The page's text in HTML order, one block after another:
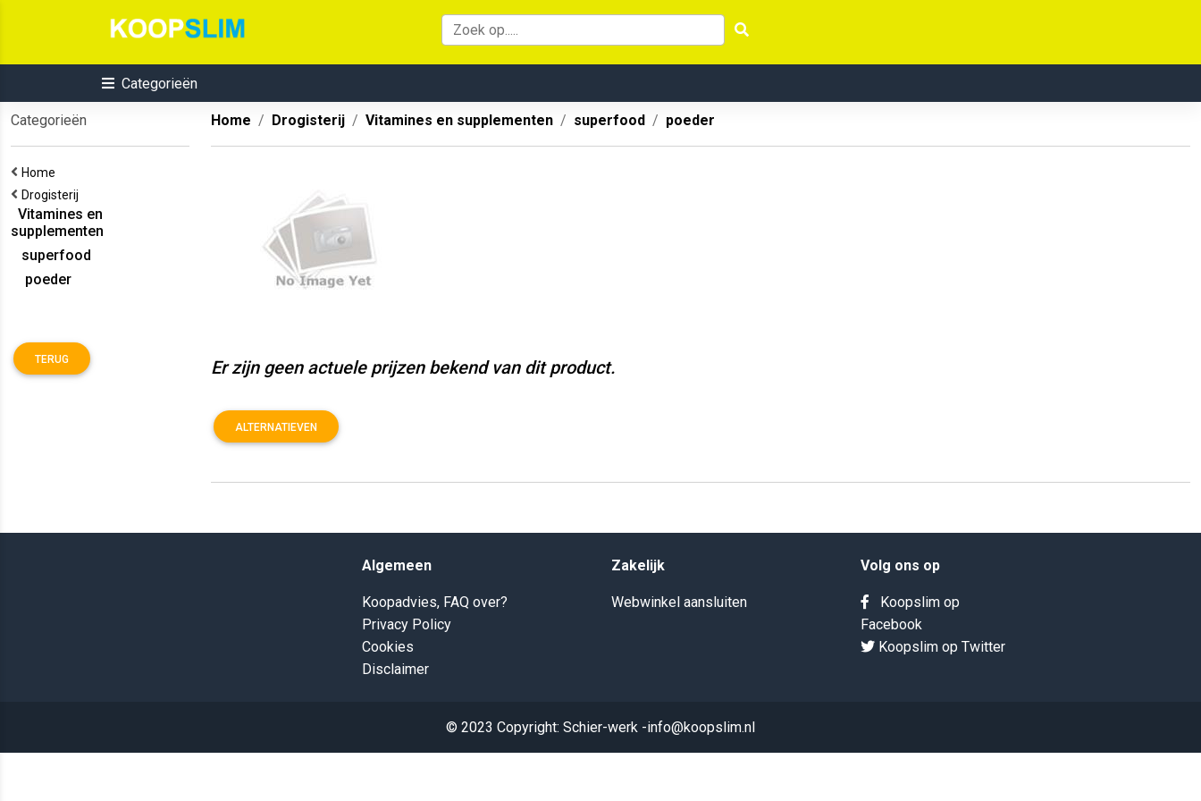
Categorieën
Categorieën
Home
Drogisterij
Vitamines en
supplementen
superfood
poeder
TERUG
Home Drogisterij Vitamines en supplementen superfood poeder
Er zijn geen actuele prijzen bekend van dit product.
ALTERNATIEVEN
Algemeen
Koopadvies, FAQ over?
Privacy Policy
Cookies
Disclaimer
Zakelijk
Webwinkel aansluiten
Volg ons op
Koopslim op
Facebook
Koopslim op Twitter
© 2023 Copyright: Schier-werk -info@koopslim.nl